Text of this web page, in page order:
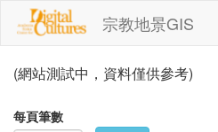
移至主內容
宗教地景GIS
(網站測試中，資料僅供參考)
每頁筆數